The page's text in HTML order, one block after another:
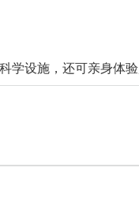
学设施，还可亲身体